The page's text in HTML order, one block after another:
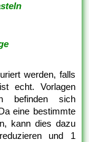
werden, falls
echt. Vorlagen
befinden sich
eine bestimmte
kann dies dazu
und 1